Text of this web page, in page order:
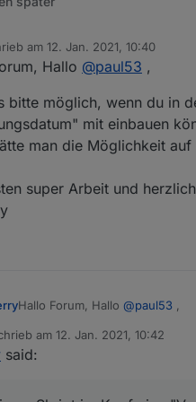
const idAlias =
// Folgende
am 12. Jan. 2021, 10:40
editiert von
Hallo @paul53 ,
bitte möglich, wenn du in
mit einbauen
man die Möglichkeit
super Arbeit und
Hallo Forum, Hallo @paul53
wäre es bitte möglich, wenn
"Änderungsdatum" mit
am 12. Jan. 2021, 10:42
editiert von
said: